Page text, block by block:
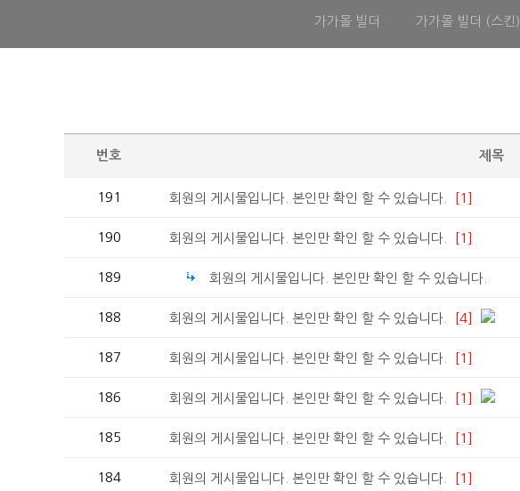
가가몰 빌더 가가몰 빌더 (스킨)
번호 제목
191 회원의 게시물입니다. 본인만 확인 할 수 있습니다. [1]
190 회원의 게시물입니다. 본인만 확인 할 수 있습니다. [1]
189 회원의 게시물입니다. 본인만 확인 할 수 있습니다.
188 회원의 게시물입니다. 본인만 확인 할 수 있습니다. [4]
187 회원의 게시물입니다. 본인만 확인 할 수 있습니다. [1]
186 회원의 게시물입니다. 본인만 확인 할 수 있습니다. [1]
185 회원의 게시물입니다. 본인만 확인 할 수 있습니다. [1]
184 회원의 게시물입니다. 본인만 확인 할 수 있습니다. [1]